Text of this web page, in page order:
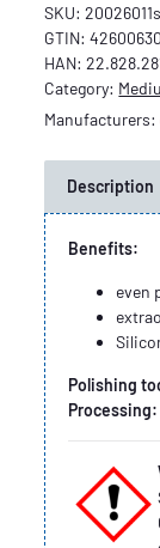
SKU:
GTIN:
HAN:
Category:
Manufacturers:
Description
Benefits:
even
Polishing
Processing: